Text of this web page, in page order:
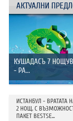
АКТУАЛНИ
КУШАДАСЪ 7
- РА...
ИСТАНБУЛ - ВРАТАТА
2 НОЩ. С
ПАКЕТ BESTSE...